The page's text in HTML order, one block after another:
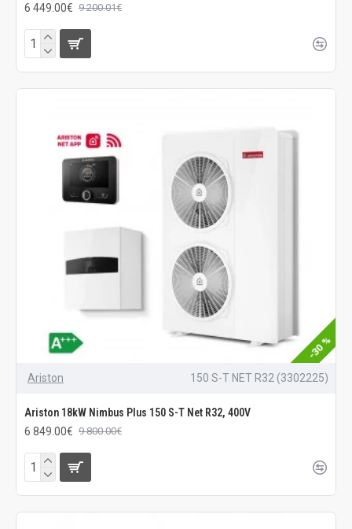
6 449.00€ 9 200.01€
-30 %
Ariston 150 S-T NET R32 (3302225)
Ariston 18kW Nimbus Plus 150 S-T Net R32, 400V
6 849.00€ 9 800.00€